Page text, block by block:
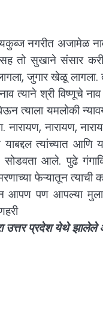
नगरीत अजामेळ
तो सुखाने संसार
जुगार खेळू लागला.
त्याने श्री विष्णूचे
त्याला यमलोकी
नारायण,
त्यांच्यात आणि
आले. पुढे
फेऱ्यातून त्याची
आपण पण आपल्या
उत्तर प्रदेश येथे